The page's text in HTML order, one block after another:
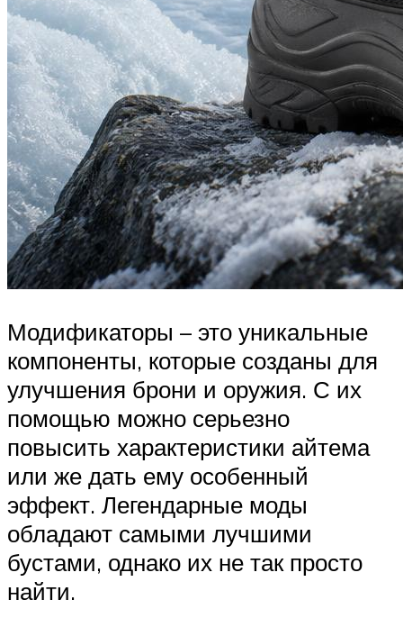
Модификаторы – это уникальные
компоненты, которые созданы для
улучшения брони и оружия. С их
помощью можно серьезно
повысить характеристики айтема
или же дать ему особенный
эффект. Легендарные моды
обладают самыми лучшими
бустами, однако их не так просто
найти.